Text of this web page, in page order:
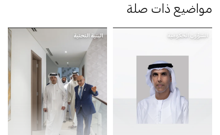
مواضيع ذات صلة
الشؤون الحكومية البنية التحتية